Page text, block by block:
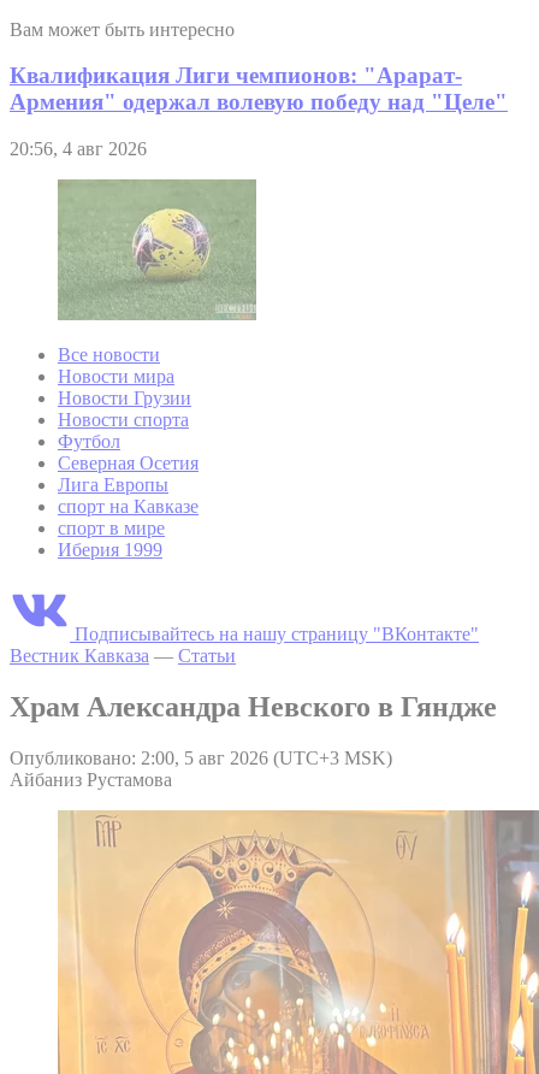
Вам может быть интересно
Квалификация Лиги чемпионов: "Арарат-
Армения" одержал волевую победу над "Целе"
20:56, 4 авг 2026
Все новости
Новости мира
Новости Грузии
Новости спорта
Футбол
Северная Осетия
Лига Европы
спорт на Кавказе
спорт в мире
Иберия 1999
Подписывайтесь на нашу страницу "ВКонтакте"
Вестник Кавказа — Статьи
Храм Александра Невского в Гяндже
Опубликовано: 2:00, 5 авг 2026 (UTC+3 MSK)
Айбаниз Рустамова